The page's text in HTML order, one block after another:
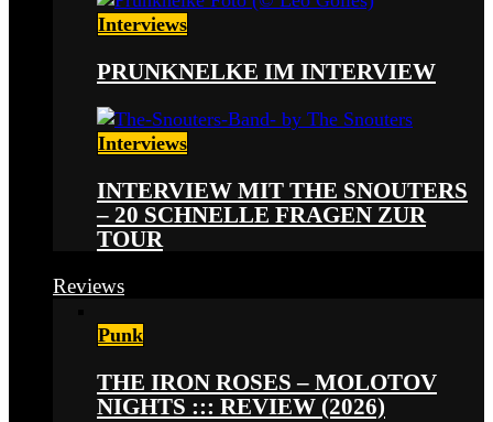
Interviews
PRUNKNELKE IM INTERVIEW
Interviews
INTERVIEW MIT THE SNOUTERS
– 20 SCHNELLE FRAGEN ZUR
TOUR
Reviews
Punk
THE IRON ROSES – MOLOTOV
NIGHTS ::: REVIEW (2026)